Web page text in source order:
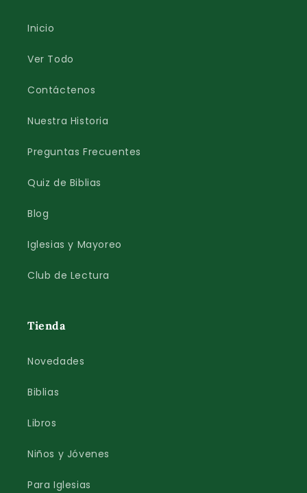
Inicio
Ver Todo
Contáctenos
Nuestra Historia
Preguntas Frecuentes
Quiz de Biblias
Blog
Iglesias y Mayoreo
Club de Lectura
Tienda
Novedades
Biblias
Libros
Niños y Jóvenes
Para Iglesias